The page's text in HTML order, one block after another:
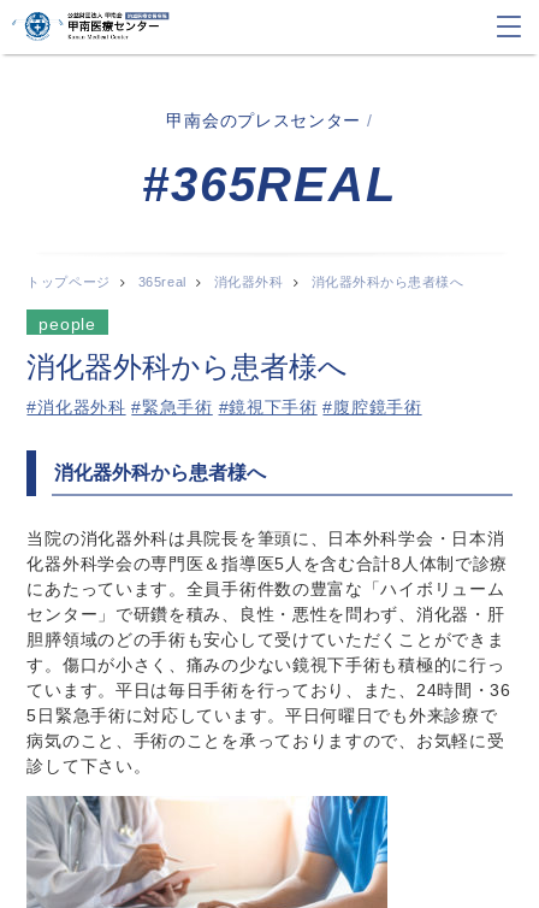
甲南会のプレスセンター /
#365REAL
トップページ 365real 消化器外科 消化器外科から患者様へ
people
消化器外科から患者様へ
#消化器外科 #緊急手術 #鏡視下手術 #腹腔鏡手術
消化器外科から患者様へ
当院の消化器外科は具院長を筆頭に、日本外科学会・日本消
化器外科学会の専門医＆指導医5人を含む合計8人体制で診療
にあたっています。全員手術件数の豊富な「ハイボリューム
センター」で研鑽を積み、良性・悪性を問わず、消化器・肝
胆膵領域のどの手術も安心して受けていただくことができま
す。傷口が小さく、痛みの少ない鏡視下手術も積極的に行っ
ています。平日は毎日手術を行っており、また、24時間・36
5日緊急手術に対応しています。平日何曜日でも外来診療で
病気のこと、手術のことを承っておりますので、お気軽に受
診して下さい。